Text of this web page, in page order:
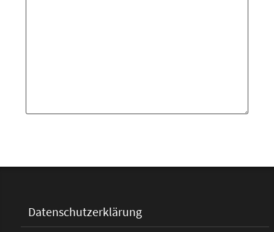
Datenschutzerklärung